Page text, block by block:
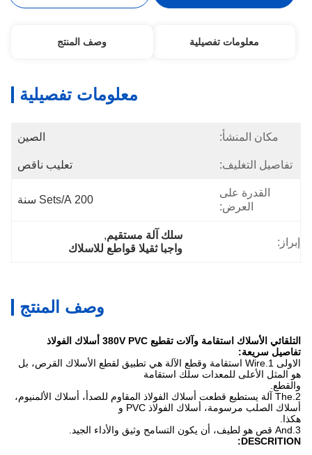
معلومات تفصيلية وصف المنتج
معلومات تفصيلية
مكان المنشأ: الصين
تفاصيل التغليف: تعليب ناقص
القدرة على
العرض:
200 Sets/a سنة
إبراز:
سلك آلة مستقيم,
واجبا ثقيلا قواطع للاسلاك
وصف المنتج
التلقائي الأسلاك استقامة وآلات تقطيع 380V PVC أسلاك الفولاذ
تفاصيل سريعة:
الاولى 1.Wire استقامة وقطع الآلة هي تطبيق لقطع الأسلاك القرص، بل
هو المثل الأعلى للمعدات سلك استقامة
والقطع.
2.The آلة يستطيع قطعت أسلاك الفولاذ المقاوم للصدأ، أسلاك الألمنيوم،
أسلاك الصلب مرسومة، أسلاك الفولاذ PVC و
هكذا.
DESCRITION: